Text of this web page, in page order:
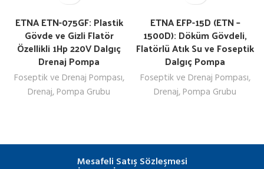
ETNA ETN-075GF: Plastik
Gövde ve Gizli Flatör
Özellikli 1Hp 220V Dalgıç
Drenaj Pompa
Foseptik ve Drenaj Pompası,
Drenaj, Pompa Grubu
ETNA EFP-15D (ETN –
1500D): Döküm Gövdeli,
Flatörlü Atık Su ve Foseptik
Dalgıç Pompa
Foseptik ve Drenaj Pompası,
Drenaj, Pompa Grubu
Mesafeli Satış Sözleşmesi